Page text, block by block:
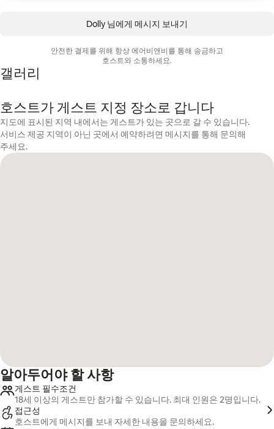
Dolly 님에게 메시지 보내기
안전한 결제를 위해 항상 에어비앤비를 통해 송금하고
호스트와 소통하세요.
갤러리
호스트가 게스트 지정 장소로 갑니다
지도에 표시된 지역 내에서는 게스트가 있는 곳으로 갈 수 있습니다.
서비스 제공 지역이 아닌 곳에서 예약하려면 메시지를 통해 문의해
주세요.
알아두어야 할 사항
게스트 필수조건
18세 이상의 게스트만 참가할 수 있습니다. 최대 인원은 2명입니다.
접근성
호스트에게 메시지를 보내 자세한 내용을 문의하세요.